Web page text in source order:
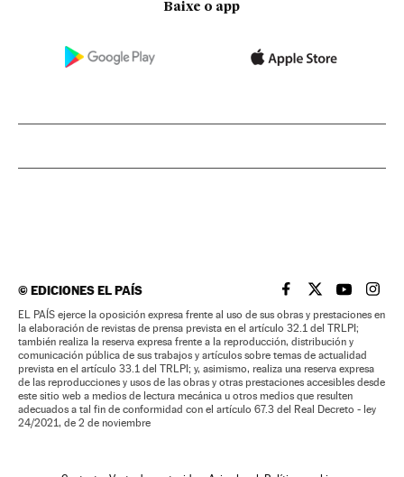
Baixe o app
©EDICIONES EL PAÍS EL PAÍS BRASIL EN
EL PAÍSEL PAÍS
EL
EL PAÍS ejerce la oposición expresa frente al uso de sus obras y prestaciones en
la elaboración de revistas de prensa prevista en el artículo 32.1 del TRLPI;
también realiza la reserva expresa frente a la reproducción, distribución y
comunicación pública de sus trabajos y artículos sobre temas de actualidad
prevista en el artículo 33.1 del TRLPI; y, asimismo, realiza una reserva expresa
de las reproducciones y usos de las obras y otras prestaciones accesibles desde
este sitio web a medios de lectura mecánica u otros medios que resulten
adecuados a tal fin de conformidad con el artículo 67.3 del Real Decreto - ley
24/2021, de 2 de noviembre